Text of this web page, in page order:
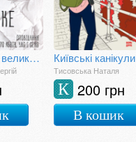
Львів – одне велике ліжко Київські канікули
Тисовська Наталя
200 грн
К
В кошик